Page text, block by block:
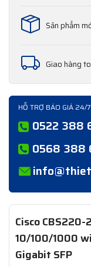
Sản phẩm
Giao hàng
HỖ TRỢ BÁO GIÁ 24/
0522 388
0568 388
CiscoCBS220-
10/100/1000
Gigabit SFP